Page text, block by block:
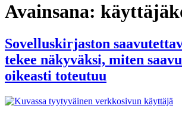
Avainsana:
Sovelluskirjaston
tekee näkyväksi, miten
oikeasti toteutuu